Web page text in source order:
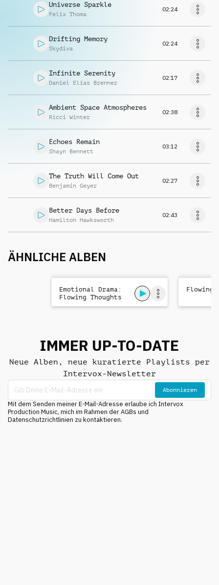
Universe Sparkle
Felix Thoma
02:24
Drifting Memory
Skydiva
02:24
Infinite Serenity
Daniel Elias Brenner
02:17
Ambient Space Atmospheres
Ricci Winter
02:38
Echoes Remain
Shayn Bennett
03:12
The Truth Will Come Out
Benjamin Geyer
02:27
Better Days Before
Hamilton Hawksworth
02:43
ÄHNLICHE ALBEN
Emotional Drama:
Flowing Thoughts
Flowing
IMMER UP-TO-DATE
Neue Alben, neue kuratierte Playlists per
Intervox-Newsletter
Abonnieren
Mit dem Senden meiner E-Mail-Adresse erlaube ich Intervox
Production Music, mich im Rahmen der AGBs und
Datenschutzrichtlinien zu kontaktieren.